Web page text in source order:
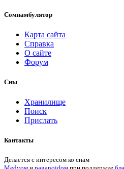
Сомнамбулятор
Карта сайта
Справка
О сайте
Форум
Сны
Хранилище
Поиск
Прислать
Контакты
Делается с интересом ко снам